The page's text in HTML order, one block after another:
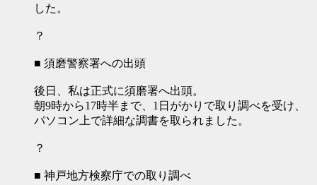
した。
？
■ 須磨警察署への出頭
後日、私は正式に須磨署へ出頭。
朝9時から17時半まで、1日がかりで取り調べを受け、
パソコン上で詳細な調書を取られました。
？
■ 神戸地方検察庁での取り調べ